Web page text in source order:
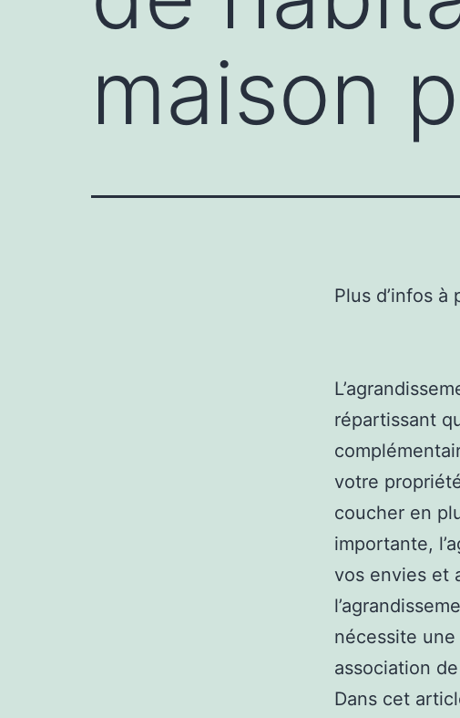
maison
Plus d’infos à
répartissant
votre
coucher en
importante,
vos envies et
nécessite
association
Dans cet